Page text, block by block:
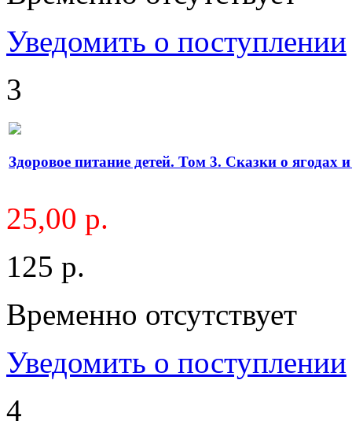
Уведомить о поступлении
3
Здоровое питание детей. Том 3. Сказки о ягодах
25,00 р.
125 р.
Временно отсутствует
Уведомить о поступлении
4